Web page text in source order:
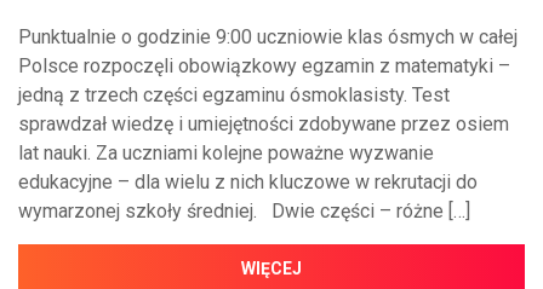
Punktualnie o godzinie 9:00 uczniowie klas ósmych w całej
Polsce rozpoczęli obowiązkowy egzamin z matematyki –
jedną z trzech części egzaminu ósmoklasisty. Test
sprawdzał wiedzę i umiejętności zdobywane przez osiem
lat nauki. Za uczniami kolejne poważne wyzwanie
edukacyjne – dla wielu z nich kluczowe w rekrutacji do
wymarzonej szkoły średniej. Dwie części – różne […]
WIĘCEJ